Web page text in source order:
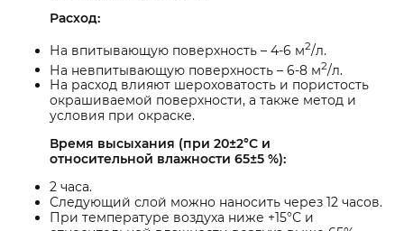
Расход:
На впитывающую поверхность – 4-6 м2/л.
На невпитывающую поверхность – 6-8 м2/л.
На расход влияют шероховатость и пористость
окрашиваемой поверхности, а также метод и
условия при окраске.
Время высыхания (при 20±2°C и
относительной влажности 65±5 %):
2 часа.
Следующий слой можно наносить через 12 часов.
При температуре воздуха ниже +15°С и